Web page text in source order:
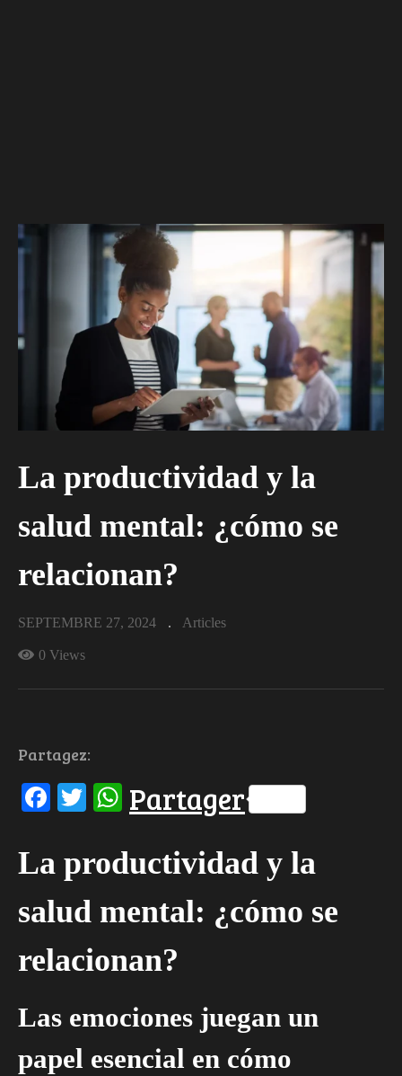
La productividad y la
salud mental: ¿cómo se
relacionan?
SEPTEMBRE 27, 2024 Articles
0 Views
Partagez:
Facebook
Twitter
WhatsApp
Partager
La productividad y la
salud mental: ¿cómo se
relacionan?
Las emociones juegan un
papel esencial en cómo